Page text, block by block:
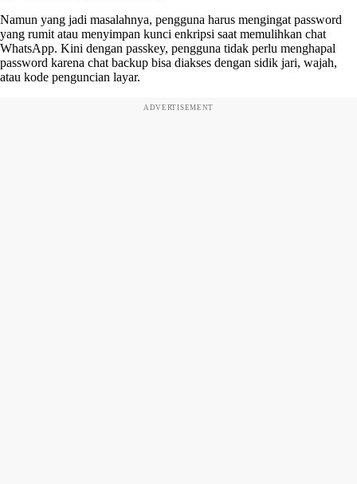
Namun yang jadi masalahnya, pengguna harus mengingat password
yang rumit atau menyimpan kunci enkripsi saat memulihkan chat
WhatsApp. Kini dengan passkey, pengguna tidak perlu menghapal
password karena chat backup bisa diakses dengan sidik jari, wajah,
atau kode penguncian layar.
ADVERTISEMENT